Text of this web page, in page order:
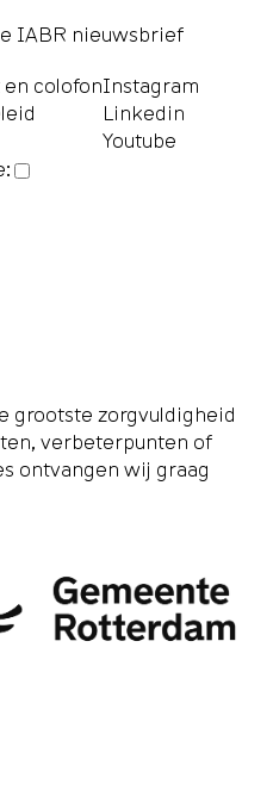
IABR nieuwsbrief
colofonInstagram
Linkedin
Youtube
grootste zorgvuldigheid
verbeterpunten of
ontvangen wij graag